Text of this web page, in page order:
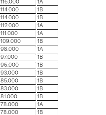
116.000
1A
114.000
1B
114.000
1B
112.000
1A
111.000
1A
109.000
1B
98.000
1A
97.000
1B
96.000
1B
93.000
1B
85.000
1B
83.000
1B
81.000
1B
78.000
1A
78.000
1B